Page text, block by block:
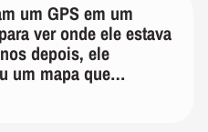
um GPS em um
ver onde ele estava
depois, ele
um mapa que